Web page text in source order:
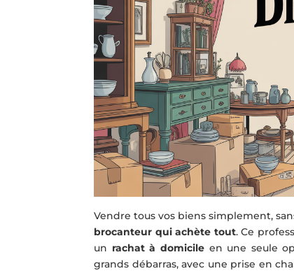
Vendre tous vos biens simplement,
brocanteur qui achète tout. Ce
un rachat à domicileen une seule
grands débarras, avec une prise en